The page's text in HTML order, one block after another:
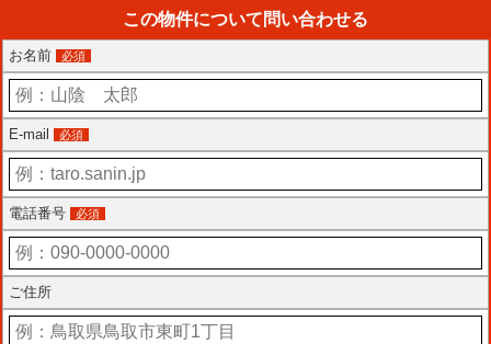
この物件について問い合わせる
お名前 必須
E-mail 必須
電話番号 必須
ご住所